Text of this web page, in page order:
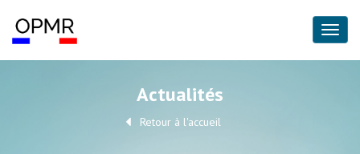
Actualités
Retour à l'accueil